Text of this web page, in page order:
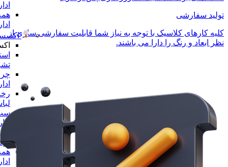
تولید سفارشی
کلیه کارهای کلاسیک با توجه به نیاز شما قابلیت سفارشی سازی از
نظر ابعاد و رنگ را دارا می باشند.